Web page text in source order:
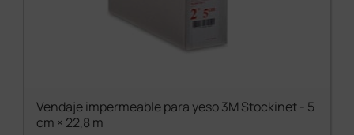
Vendaje impermeable para yeso 3M Stockinet - 5
cm × 22,8 m